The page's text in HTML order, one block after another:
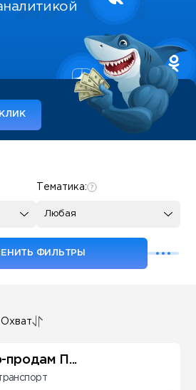
Тематика:
Любая
ФИЛЬТРЫ
Охват
продам П...